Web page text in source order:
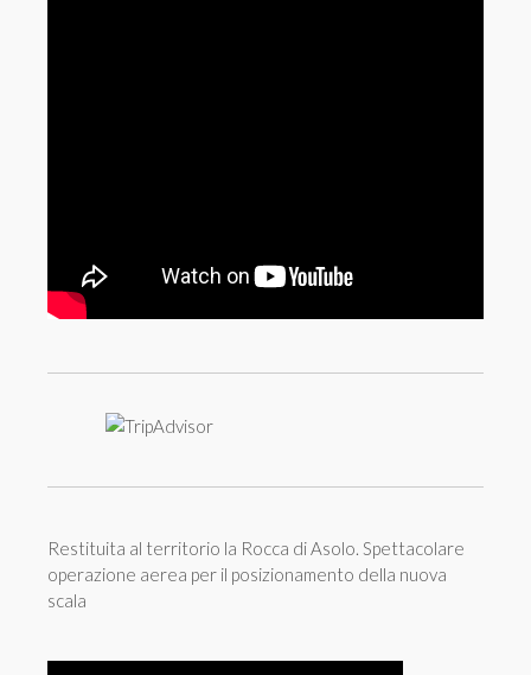
Restituita al territorio la Rocca di Asolo. Spettacolare
operazione aerea per il posizionamento della nuova
scala